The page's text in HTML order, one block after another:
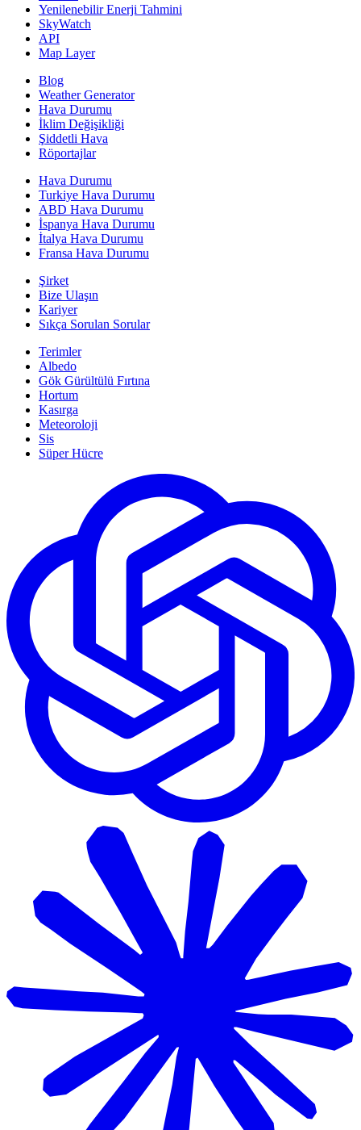
Yenilenebilir Enerji Tahmini
SkyWatch
API
Map Layer
Blog
Weather Generator
Hava Durumu
İklim Değişikliği
Şiddetli Hava
Röportajlar
Hava Durumu
Turkiye Hava Durumu
ABD Hava Durumu
İspanya Hava Durumu
İtalya Hava Durumu
Fransa Hava Durumu
Şirket
Bize Ulaşın
Kariyer
Sıkça Sorulan Sorular
Terimler
Albedo
Gök Gürültülü Fırtına
Hortum
Kasırga
Meteoroloji
Sis
Süper Hücre